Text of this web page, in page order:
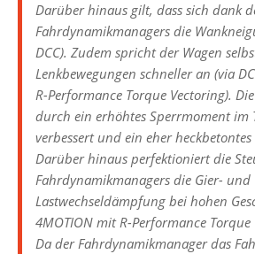
Darüber hinaus gilt, dass sich dank
Fahrdynamikmanagers die
DCC). Zudem spricht der Wagen
Lenkbewegungen schneller an (via
R-Performance Torque Vectoring).
durch ein erhöhtes Sperrmoment im
verbessert und ein eher
Darüber hinaus perfektioniert die
Fahrdynamikmanagers die Gier- und
Lastwechseldämpfung bei hohen
4MOTION mit R-Performance Torque
Da der Fahrdynamikmanager das